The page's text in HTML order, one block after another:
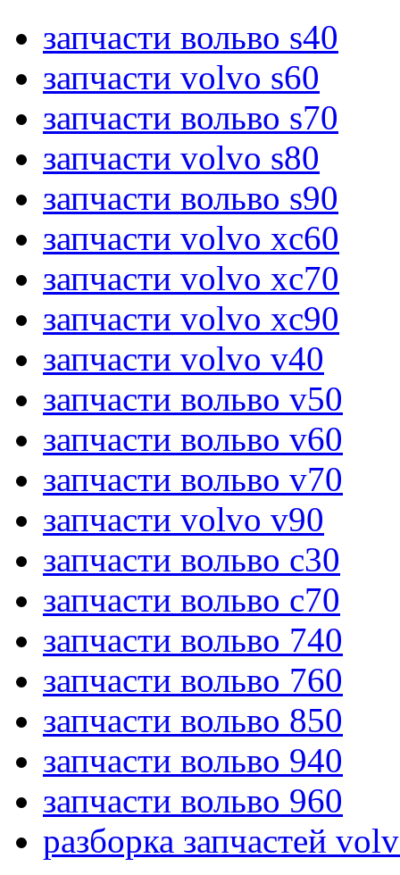
запчасти вольво s40
запчасти volvo s60
запчасти вольво s70
запчасти volvo s80
запчасти вольво s90
запчасти volvo xc60
запчасти volvo xc70
запчасти volvo xc90
запчасти volvo v40
запчасти вольво v50
запчасти вольво v60
запчасти вольво v70
запчасти volvo v90
запчасти вольво c30
запчасти вольво c70
запчасти вольво 740
запчасти вольво 760
запчасти вольво 850
запчасти вольво 940
запчасти вольво 960
разборка запчастей